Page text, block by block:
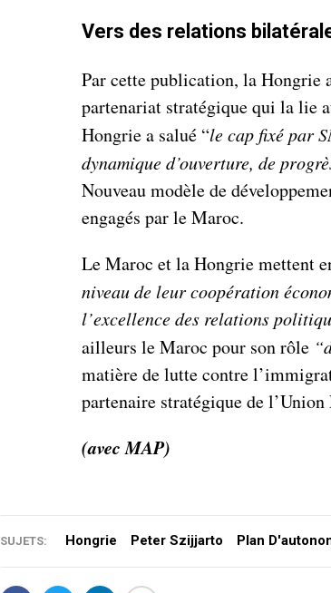
Vers des relations
Par cette publication, la Hongrie
partenariat stratégique qui la lie
Hongrie a salué “le cap fixé par
dynamique d’ouverture, de
Nouveau modèle de
engagés par le Maroc.
Le Maroc et la Hongrie mettent
niveau de leur coopération
l’excellence des relations
ailleurs le Maroc pour son rôle
matière de lutte contre
partenaire stratégique de l’Union
(avec MAP)
SUJETS: Hongrie Peter Szijjarto Plan